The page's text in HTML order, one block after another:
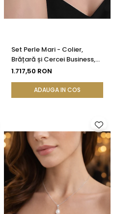
Set Perle Mari - Colier,
Brățară și Cercei Business,
Argint 925, Perle Naturale
KASKADDA®
1.717,50 RON
ADAUGA IN COS